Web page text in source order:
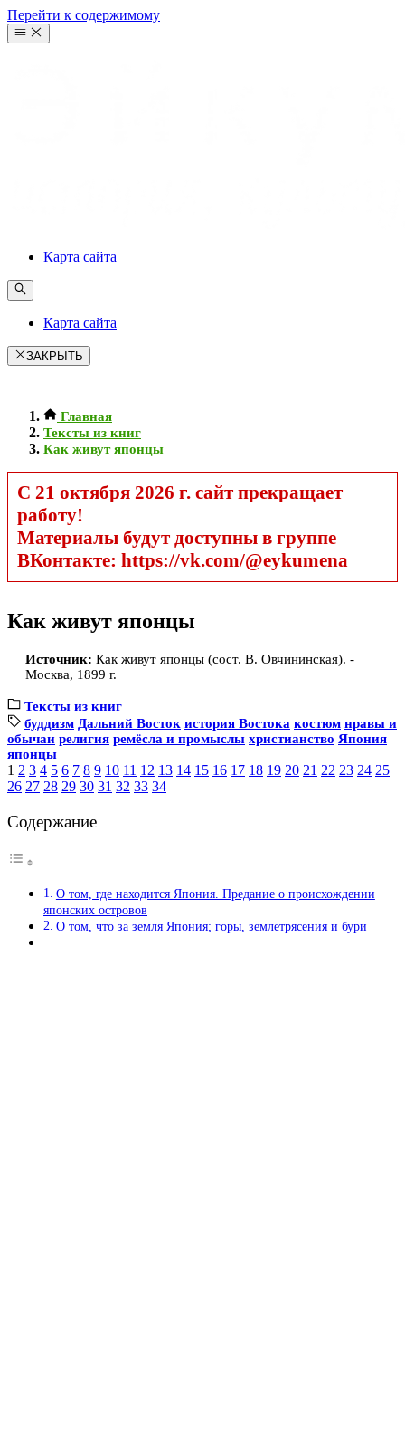
Перейти к содержимому
Карта сайта
Карта сайта
ЗАКРЫТЬ
Главная
Тексты из книг
Как живут японцы
С 21 октября 2026 г. сайт прекращает
работу!
Материалы будут доступны в группе
ВКонтакте: https://vk.com/@eykumena
Как живут японцы
Источник: Как живут японцы (сост. В. Овчининская). -
Москва, 1899 г.
Тексты из книг
буддизм Дальний Восток история Востока костюм нравы и
обычаи религия ремёсла и промыслы христианство Япония
японцы
1 2 3 4 5 6 7 8 9 10 11 12 13 14 15 16 17 18 19 20 21 22 23 24 25
26 27 28 29 30 31 32 33 34
Содержание
О том, где находится Япония. Предание о происхождении
японских островов
О том, что за земля Япония; горы, землетрясения и бури